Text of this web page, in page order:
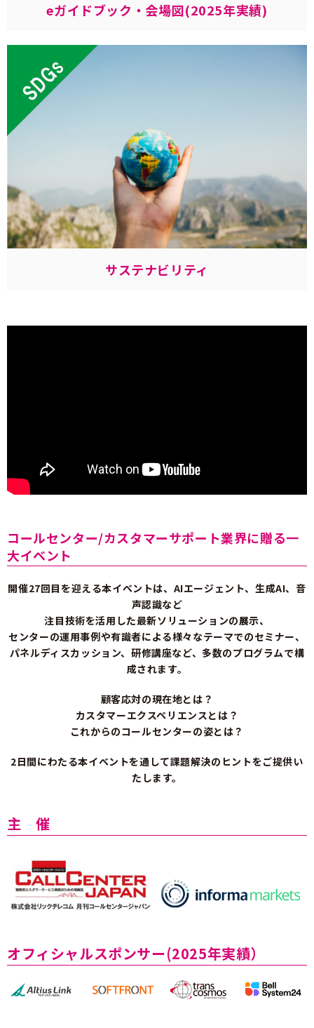
eガイドブック・会場図(2025年実績)
サステナビリティ
コールセンター/カスタマーサポート業界に贈る一
大イベント
開催27回目を迎える本イベントは、AIエージェント、生成AI、音
声認識など
注目技術を活用した最新ソリューションの展示、
センターの運用事例や有識者による様々なテーマでのセミナー、
パネルディスカッション、研修講座など、多数のプログラムで構
成されます。
顧客応対の現在地とは？
カスタマーエクスペリエンスとは？
これからのコールセンターの姿とは？
2日間にわたる本イベントを通して課題解決のヒントをご提供い
たします。
主 催
オフィシャルスポンサー(2025年実績）